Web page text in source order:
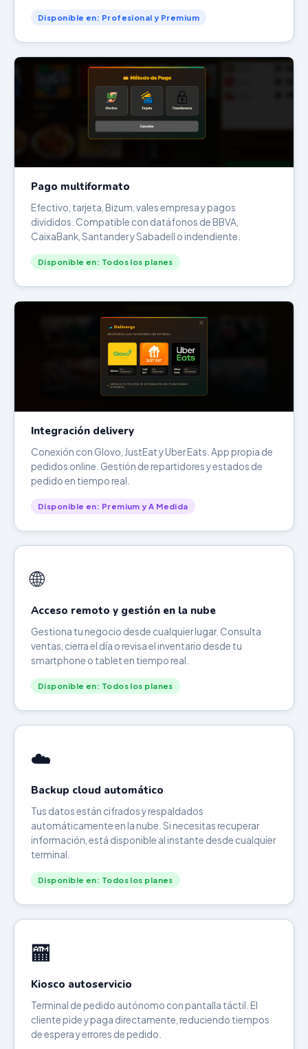
Disponible en: Profesional y Premium
Pago multiformato
Efectivo, tarjeta, Bizum, vales empresa y pagos
divididos. Compatible con datáfonos de BBVA,
CaixaBank, Santander y Sabadell o indendiente.
Disponible en: Todos los planes
Integración delivery
Conexión con Glovo, JustEat y Uber Eats. App propia de
pedidos online. Gestión de repartidores y estados de
pedido en tiempo real.
Disponible en: Premium y A Medida
🌐
Acceso remoto y gestión en la nube
Gestiona tu negocio desde cualquier lugar. Consulta
ventas, cierra el día o revisa el inventario desde tu
smartphone o tablet en tiempo real.
Disponible en: Todos los planes
☁️
Backup cloud automático
Tus datos están cifrados y respaldados
automáticamente en la nube. Si necesitas recuperar
información, está disponible al instante desde cualquier
terminal.
Disponible en: Todos los planes
🏧
Kiosco autoservicio
Terminal de pedido autónomo con pantalla táctil. El
cliente pide y paga directamente, reduciendo tiempos
de espera y errores de pedido.